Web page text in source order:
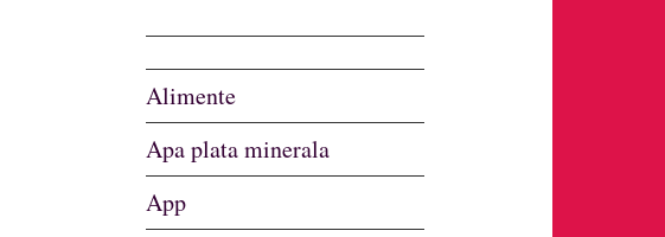
Alimente
Apa plata minerala
App